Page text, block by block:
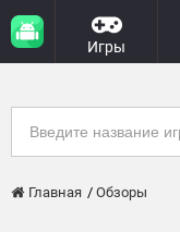
Игры
Главная Обзоры